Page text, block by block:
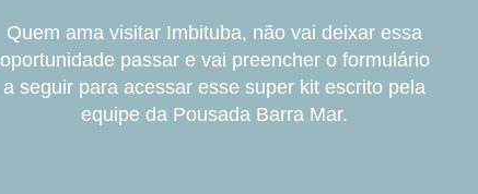
Quem ama visitar Imbituba, não vai deixar essa
oportunidade passar e vai preencher o formulário
a seguir para acessar esse super kit escrito pela
equipe da Pousada Barra Mar.